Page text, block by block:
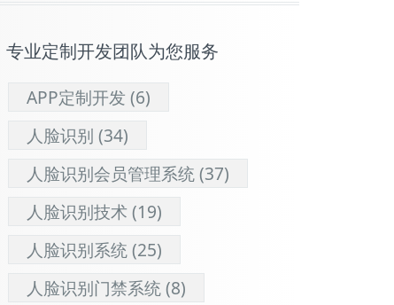
专业定制开发团队为您服务
APP定制开发 (6)
人脸识别 (34)
人脸识别会员管理系统(37)
人脸识别技术(19)
人脸识别系统(25)
人脸识别门禁系统(8)